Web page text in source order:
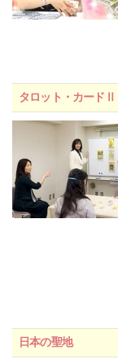
タロット・カードⅡ
日本の聖地